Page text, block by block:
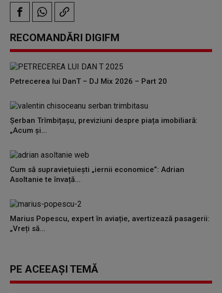
RECOMANDĂRI DIGIFM
Petrecerea lui DanT – DJ Mix 2026 – Part 20
Șerban Trîmbițașu, previziuni despre piața imobiliară:
„Acum și...
Cum să supraviețuiești „iernii economice”: Adrian
Asoltanie te învață...
Marius Popescu, expert în aviație, avertizează pasagerii:
„Vreți să...
PE ACEEAȘI TEMĂ